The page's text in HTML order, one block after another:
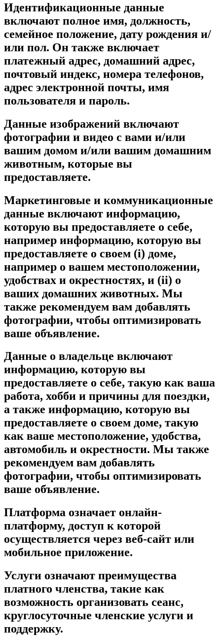
Идентификационные данные
включают полное имя, должность,
семейное положение, дату рождения и/
или пол. Он также включает
платежный адрес, домашний адрес,
почтовый индекс, номера телефонов,
адрес электронной почты, имя
пользователя и пароль.
Данные изображений включают
фотографии и видео с вами и/или
вашим домом и/или вашим домашним
животным, которые вы
предоставляете.
Маркетинговые и коммуникационные
данные включают информацию,
которую вы предоставляете о себе,
например информацию, которую вы
предоставляете о своем (i) доме,
например о вашем местоположении,
удобствах и окрестностях, и (ii) о
ваших домашних животных. Мы
также рекомендуем вам добавлять
фотографии, чтобы оптимизировать
ваше объявление.
Данные о владельце включают
информацию, которую вы
предоставляете о себе, такую ​​как ваша
работа, хобби и причины для поездки,
а также информацию, которую вы
предоставляете о своем доме, такую ​​​​
как ваше местоположение, удобства,
автомобиль и окрестности. Мы также
рекомендуем вам добавлять
фотографии, чтобы оптимизировать
ваше объявление.
Платформа означает онлайн-
платформу, доступ к которой
осуществляется через веб-сайт или
мобильное приложение.
Услуги означают преимущества
платного членства, такие как
возможность организовать сеанс,
круглосуточные членские услуги и
поддержку.